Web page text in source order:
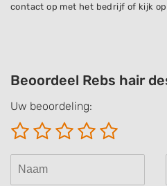
contact op met het bedrijf of kijk
Beoordeel Rebs hair
Uw beoordeling:
Create profiles to personalise
Measure content performance